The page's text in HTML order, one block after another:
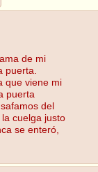
de mi
puerta.
que viene mi
puerta
del
cuelga justo
se enteró,